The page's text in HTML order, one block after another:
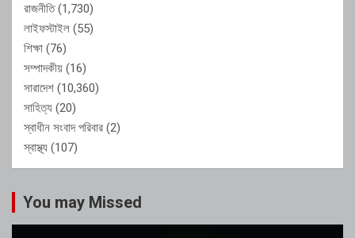
রাজনীতি(1,730)
লাইফস্টাইল (55)
শিক্ষা (76)
সম্পাদকীয় (16)
সারাদেশ (10,360)
সাহিত্য (20)
স্বাধীন সংবাদ পরিবার (2)
স্বাস্থ্য (107)
You may Missed